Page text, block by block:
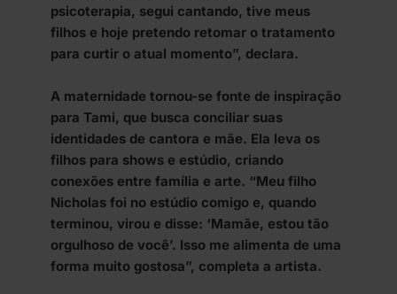
psicoterapia, segui cantando, tive meus
filhos e hoje pretendo retomar o tratamento
para curtir o atual momento”, declara.
A maternidade tornou-se fonte de inspiração
para Tami, que busca conciliar suas
identidades de cantora e mãe. Ela leva os
filhos para shows e estúdio, criando
conexões entre família e arte. “Meu filho
Nicholas foi no estúdio comigo e, quando
terminou, virou e disse: ‘Mamãe, estou tão
orgulhoso de você’. Isso me alimenta de uma
forma muito gostosa”, completa a artista.